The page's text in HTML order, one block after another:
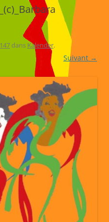
dans Kalender.
Suivant →